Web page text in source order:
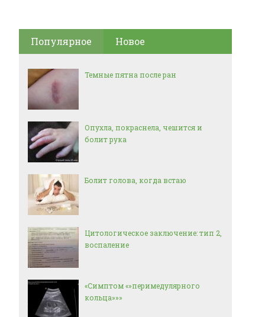
Популярное Новое
Темные пятна после ран
Опухла, покраснела, чешится и
болит рука
Болит голова, когда встаю
Цитологическое заключение: тип 2,
воспаление
«Симптом «»перимедулярного
кольца»»»